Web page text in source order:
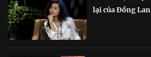
lại của Đồng Lan